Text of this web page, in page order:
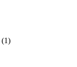
(1)